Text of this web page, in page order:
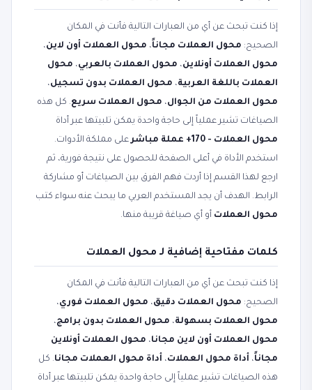
إذا كنت تبحث عن أي من العبارات التالية فأنت في المكان
الصحيح: محول العملات مجاناً، محول العملات أون لاين،
محول العملات أونلاين، محول العملات بالعربي، محول
العملات باللغة العربية، محول العملات بدون تسجيل،
محول العملات من الجوال، محول العملات سريع. كل هذه
الصياغات تشير عملياً إلى حاجة واحدة يمكن تلبيتها عبر أداة
محول العملات - 170+ عملة مباشر
على مملكة الأدوات.
استخدم الأداة في أعلى الصفحة للحصول على نتيجة فورية، ثم
ارجع لهذا القسم إذا أردت فهم الفرق بين الصياغات أو مشاركة
الرابط. الهدف أن يجد المستخدم العربي ما يبحث عنه سواء كتب
محول العملات أو أي صياغة قريبة منها.
كلمات مفتاحية إضافية لـ محول العملات
إذا كنت تبحث عن أي من العبارات التالية فأنت في المكان
الصحيح: محول العملات دقيق، محول العملات فوري،
محول العملات بسهولة، محول العملات بدون برامج،
محول العملات أون لاين مجانا، محول العملات أونلاين
مجاناً، أداة محول العملات، أداة محول العملات مجانا. كل
هذه الصياغات تشير عملياً إلى حاجة واحدة يمكن تلبيتها عبر أداة